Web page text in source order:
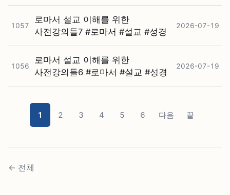
1057
로마서 설교 이해를 위한
사전강의들7 #⁠로마서 #⁠설교 #⁠성경
2026-07-19
1056
로마서 설교 이해를 위한
사전강의들6 #⁠로마서 #⁠설교 #⁠성경
2026-07-19
1 2 3 4 5 6 다음 끝
← 전체